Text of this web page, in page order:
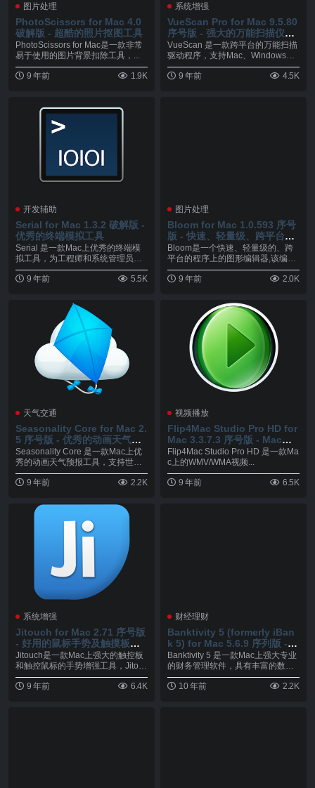
图片处理
PhotoScissors for Mac 4.0
破解版 - 超酷的照片抠图工具
PhotoScissors for Mac是一款非常
易于使用的图片背景扣除工具，...
9 年前 1.9K
系统增强
VueScan Pro for Mac 9.5.80
序号版 - 强大的万能扫描仪驱
动程序
VueScan 是一款跨平台的万能扫描
驱动程序，支持Mac、Windows、L
i...
9 年前
4.5K
开发辅助
Serial for Mac 1.3.2 破解版 -
优秀的终端模拟工具
Serial 是一款Mac上优秀的终端模
拟工具，为工程师和系统管理员方
便的嵌入式...
9 年前
5.5K
图片处理
Bloom for Mac 1.0.593 序号
版 - 快速、轻量级、跨平台图
形编辑器
Bloom是一个快速、轻量级的、跨
平台的程序上的图形编辑器,该编辑
器允许您调整你...
9 年前
2.0K
天气交通
Seasonality Core for Mac 2.
5 序号版 - 优秀的动画天气预
报工具
Seasonality Core 是一款Mac上优
秀的动画天气预报工具，支持世
界...
9 年前
2.2K
视频播放
Flip4Mac Studio Pro HD for
Mac 3.3.7.3 序号版 - Mac上
优秀的WMV/WMA视频播放器
Flip4Mac Studio Pro HD 是一款Ma
c上的WMV/WMA视频...
9 年前 6.5K
系统增强
Jitouch for Mac 2.71 序号版
- 好用的鼠标手势及触摸板增
强软件
Jitouch是一款Mac上强大的触控板
和触控鼠标的手势增强工具，Jitouc
h...
9 年前
6.4K
财经理财
Banktivity 5 (formerly iBan
k 5) for Mac 5.6.9 序列版 - M
ac上强大的财务管理软件
Banktivity 5 是一款Mac上强大专业
的财务管理软件，具有丰富的数据
导...
10 年前
2.2K